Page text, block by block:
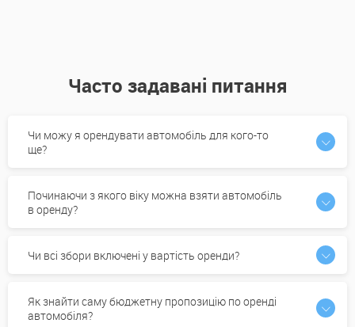
Часто задавані питання
Чи можу я орендувати автомобіль для кого-то
ще?
Починаючи з якого віку можна взяти автомобіль
в оренду?
Чи всі збори включені у вартість оренди?
Як знайти саму бюджетну пропозицію по оренді
автомобіля?